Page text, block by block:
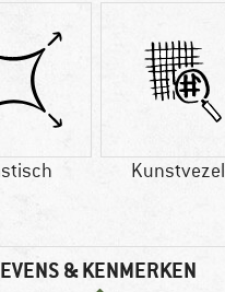
Kunstvezel
& KENMERKEN